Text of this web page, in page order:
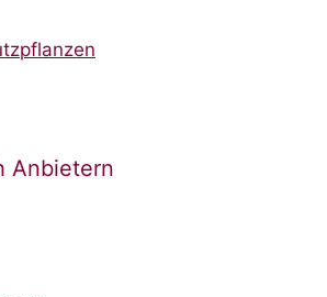
Anbietern